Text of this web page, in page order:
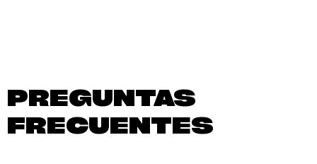
PREGUNTAS
FRECUENTES